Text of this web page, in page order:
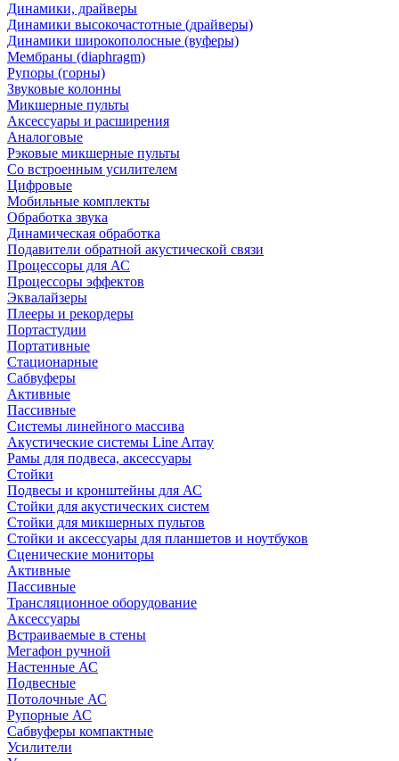
Динамики, драйверы
Динамики высокочастотные (драйверы)
Динамики широкополосные (вуферы)
Мембраны (diaphragm)
Рупоры (горны)
Звуковые колонны
Микшерные пульты
Аксессуары и расширения
Аналоговые
Рэковые микшерные пульты
Со встроенным усилителем
Цифровые
Мобильные комплекты
Обработка звука
Динамическая обработка
Подавители обратной акустической связи
Процессоры для АС
Процессоры эффектов
Эквалайзеры
Плееры и рекордеры
Портастудии
Портативные
Стационарные
Сабвуферы
Активные
Пассивные
Системы линейного массива
Акустические системы Line Array
Рамы для подвеса, аксессуары
Стойки
Подвесы и кронштейны для АС
Стойки для акустических систем
Стойки для микшерных пультов
Стойки и аксессуары для планшетов и ноутбуков
Сценические мониторы
Активные
Пассивные
Трансляционное оборудование
Аксессуары
Встраиваемые в стены
Мегафон ручной
Настенные АС
Подвесные
Потолочные АС
Рупорные АС
Сабвуферы компактные
Усилители